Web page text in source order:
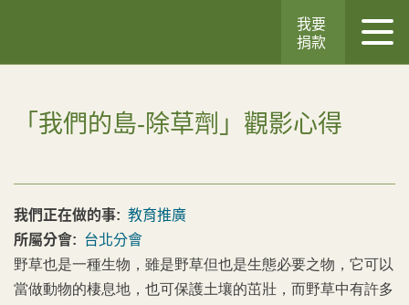
我要
捐款
「我們的島-除草劑」觀影心得
我們正在做的事: 教育推廣
所屬分會: 台北分會
野草也是一種生物，雖是野草但也是生態必要之物，它可以
當做動物的棲息地，也可保護土壤的茁壯，而野草中有許多